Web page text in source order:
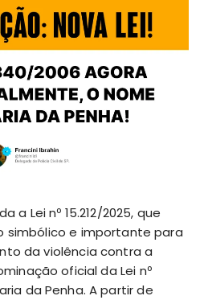
a Lei nº 15.212/2025, que
simbólico e importante para
da violência contra a
oficial da Lei nº
da Penha. A partir de